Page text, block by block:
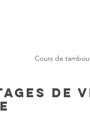
Cours de
de